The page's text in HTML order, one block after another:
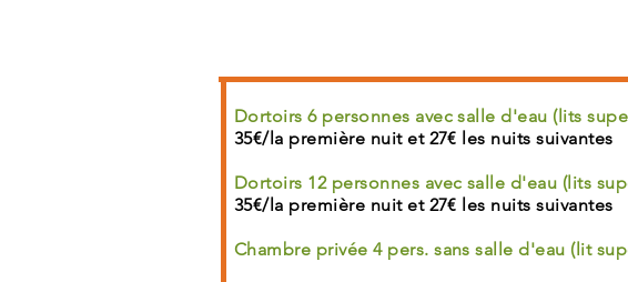
Dortoirs 6 personnes avec salle d'eau (lits
35€/la première nuit et 27€ les nuits suivantes
Dortoirs 12 personnes avec salle d'eau (lits
35€/la première nuit et 27€ les nuits suivantes
Chambre privée 4 pers. sans salle d'eau (lit